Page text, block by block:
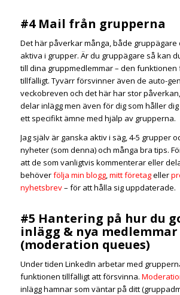
#4 Mail från grupperna
Det här påverkar många, både gruppägare
aktiva i grupper. Är du gruppägare så kan
till dina gruppmedlemmar – den
tillfälligt. Tyvärr försvinner även de auto-
veckobreven och det här har stor
delar inlägg men även för dig som håller
ett specifikt ämne med hjälp av grupperna.
Jag själv är ganska aktiv i säg, 4-5 grupper
nyheter (som denna) och många bra tips.
att de som vanligtvis kommenterar eller
behöverfölja min blogg,mitt företageller
nyhetsbrev– för att hålla sig uppdaterade.
#5 Hantering på hur du
inlägg & nya medlemmar
(moderation queues)
Under tiden LinkedIn arbetar med
funktionen tillfälligt att försvinna.
inlägg hamnar som väntar på ditt